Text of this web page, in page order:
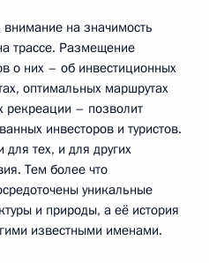
на значимость
трассе. Размещение
о них – об инвестиционных
оптимальных маршрутах
– позволит
инвесторов и туристов.
тех, и для других
Тем более что
уникальные
и природы, а её история
известными именами.